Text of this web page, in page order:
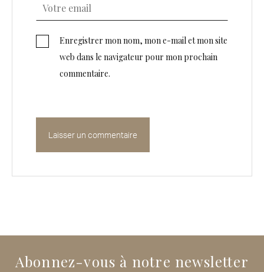
Enregistrer mon nom, mon e-mail et mon site
web dans le navigateur pour mon prochain
commentaire.
Abonnez-vous à notre newsletter